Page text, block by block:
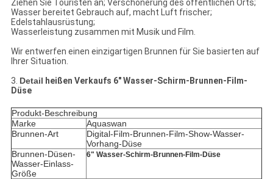
Ziehen Sie Touristen an; Verschönerung des öffentlichen Orts;
Wasser bereitet Gebrauch auf, macht Luft frischer;
Edelstahlausrüstung;
Wasserleistung zusammen mit Musik und Film.
Wir entwerfen einen einzigartigen Brunnen für Sie basierten auf
Ihrer Situation.
3. Detail heißen Verkaufs 6" Wasser-Schirm-Brunnen-Film-
Düse
Produkt-Beschreibung
Marke
Aquaswan
Brunnen-Art
Digital-Film-Brunnen-Film-Show-Wasser-
Vorhang-Düse
Brunnen-Düsen-
Wasser-Einlass-
Größe
6" Wasser-Schirm-Brunnen-Film-Düse